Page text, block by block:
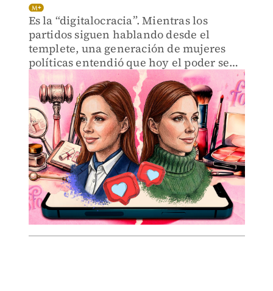
Es la “digitalocracia”. Mientras los
partidos siguen hablando desde el
templete, una generación de mujeres
políticas entendió que hoy el poder se
construye y valida con millones de
reproducciones.